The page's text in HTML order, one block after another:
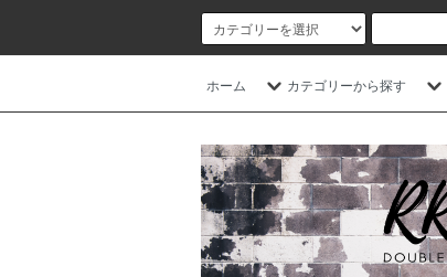
ホーム カテゴリーから探す